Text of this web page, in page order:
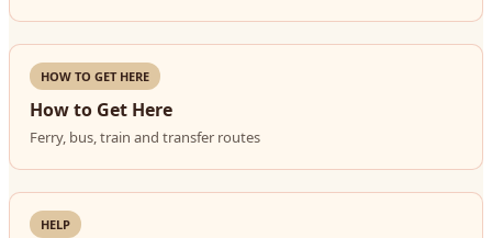
HOW TO GET HERE
How to Get Here
Ferry, bus, train and transfer routes
HELP